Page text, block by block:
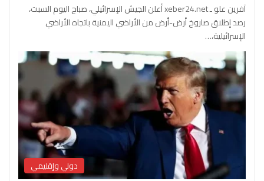
آفرين علو ـ xeber24.net أعلن الجيش الإسرائيلي، صباح اليوم السبت،
رصد إطلاق صاروخ أرض-أرض من الأراضي اليمنية باتجاه الأراضي
الإسرائيلية،…
دولي وإقليمي